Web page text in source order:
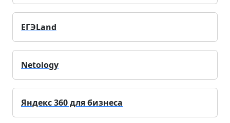
ЕГЭLand
Netology
Яндекс 360 для бизнеса